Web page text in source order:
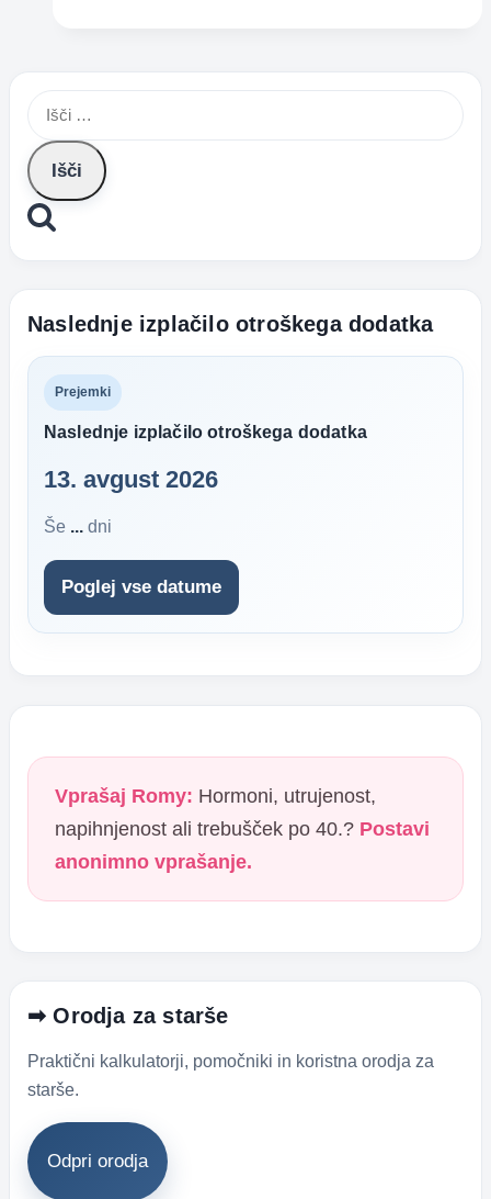
od
potrebam
Išči:
Naslednje izplačilo otroškega dodatka
Prejemki
Naslednje izplačilo otroškega dodatka
13. avgust 2026
Še ... dni
Poglej vse datume
Vprašaj Romy: Hormoni, utrujenost,
napihnjenost ali trebušček po 40.? Postavi
anonimno vprašanje.
➡ Orodja za starše
Praktični kalkulatorji, pomočniki in koristna orodja za
starše.
Odpri orodja